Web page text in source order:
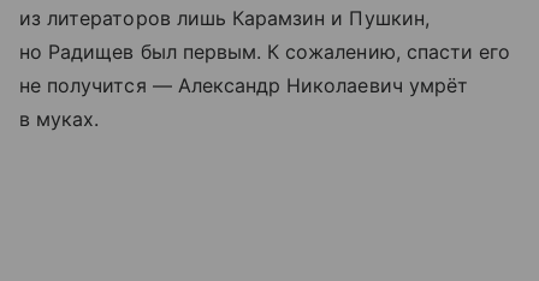
из литераторов лишь Карамзин и Пушкин,
но Радищев был первым. К сожалению, спасти его
не получится — Александр Николаевич умрёт
в муках.